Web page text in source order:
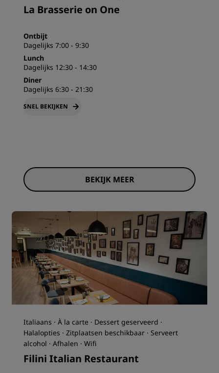
La Brasserie on One
Ontbijt
Dagelijks 7:00 - 9:30
Lunch
Dagelijks 12:30 - 14:30
Diner
Dagelijks 6:30 - 21:30
SNEL BEKIJKEN
BEKIJK MEER
Italiaans · À la carte · Dessert geserveerd ·
Halalopties · Zitplaatsen beschikbaar · Serveert
alcohol · Afhalen · Wifi
Filini Italian Restaurant